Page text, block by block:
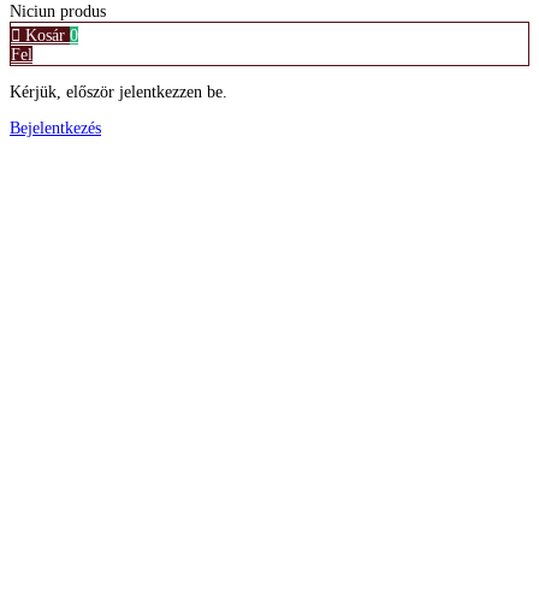
Niciun produs
Kosár 0
Fel
Kérjük, először jelentkezzen be.
Bejelentkezés